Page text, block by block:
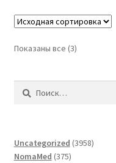
Показаны все (3)
Найти:
Uncategorized 39583958
NomaMed 375375